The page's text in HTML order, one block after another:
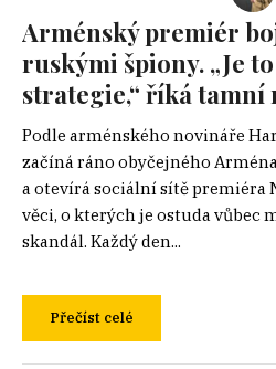
Arménský premiér
ruskými špiony. „Je
strategie,“ říká tamní
Podle arménského novináře
začíná ráno obyčejného
a otevírá sociální sítě premiéra
věci, o kterých je ostuda vůbec
skandál. Každý den...
Přečíst celé